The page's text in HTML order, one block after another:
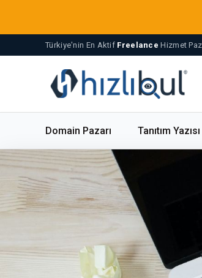
Türkiye'nin En Aktif Freelance Hizmet
Domain Pazarı Tanıtım Yazısı